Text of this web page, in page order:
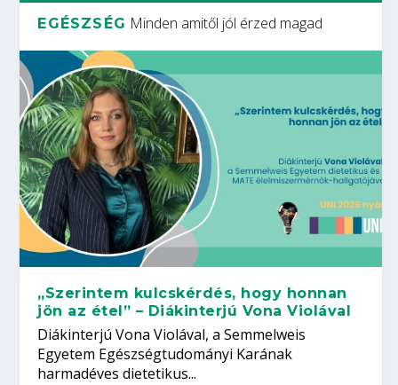
EGÉSZSÉG Minden amitől jól érzed magad
„Szerintem kulcskérdés, hogy honnan
jön az étel” – Diákinterjú Vona Violával
Diákinterjú Vona Violával, a Semmelweis
Egyetem Egészségtudományi Karának
harmadéves dietetikus...